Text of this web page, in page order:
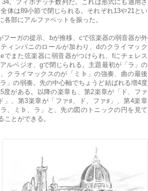
。フィボナッチ数列だ。これは形式にも適用さ
体は89小節で閉じられる。それぞれ13や21とい
部にアルファベットを振った。
ーガの提示、bが推移、cで弦楽器の弱音器が外
ィンパニのロールが加わり、dのクライマック
でまた弦楽器に弱音器がつけられ、fにチェレス
ルペジオ、gで閉じられる。主題最初が「ラ」の
クライマックスのが「ミ♭」の強奏、曲の最後
」の弱奏。先の中心軸でちょうど結ばれる増4度
5度がある。以降の楽章も、第2楽章が「ド、ファ
」、第3楽章が「ファ♯、ド、ファ♯」、第4楽章
、ミ♭、ラ」と、先の図のトニックの円を見て
とができる。